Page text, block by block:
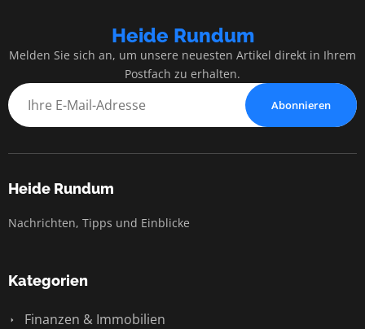
Heide Rundum
Melden Sie sich an, um unsere neuesten Artikel direkt in Ihrem
Postfach zu erhalten.
Abonnieren
Heide Rundum
Nachrichten, Tipps und Einblicke
Kategorien
Finanzen & Immobilien